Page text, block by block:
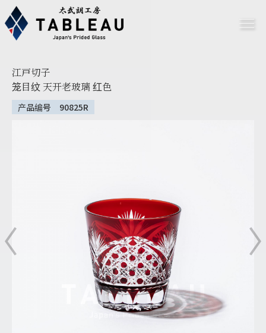
江戸切子
笼目纹 天开老玻璃 红色
产品编号 90825R